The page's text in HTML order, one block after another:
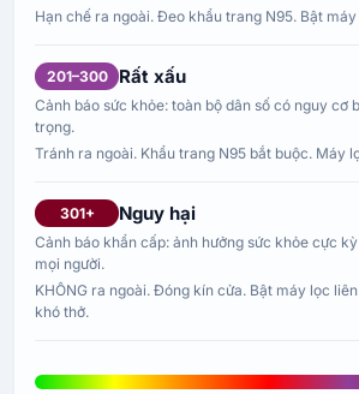
Hạn chế ra ngoài. Đeo khẩu trang N95. Bật
201–300 Rất xấu
Cảnh báo sức khỏe: toàn bộ dân số có nguy cơ
trọng.
Tránh ra ngoài. Khẩu trang N95 bắt buộc. Máy
301+ Nguy hại
Cảnh báo khẩn cấp: ảnh hưởng sức khỏe cực
mọi người.
KHÔNG ra ngoài. Đóng kín cửa. Bật máy lọc
khó thở.